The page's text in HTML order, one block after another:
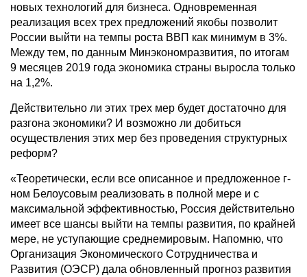
новых технологий для бизнеса. Одновременная
реализация всех трех предложений якобы позволит
России выйти на темпы роста ВВП как минимум в 3%.
Между тем, по данным Минэкономразвития, по итогам
9 месяцев 2019 года экономика страны выросла только
на 1,2%.
Действительно ли этих трех мер будет достаточно для
разгона экономики? И возможно ли добиться
осуществления этих мер без проведения структурных
реформ?
«Теоретически, если все описанное и предложенное г-
ном Белоусовым реализовать в полной мере и с
максимальной эффективностью, Россия действительно
имеет все шансы выйти на темпы развития, по крайней
мере, не уступающие среднемировым. Напомню, что
Организация Экономического Сотрудничества и
Развития (ОЭСР) дала обновленный прогноз развития